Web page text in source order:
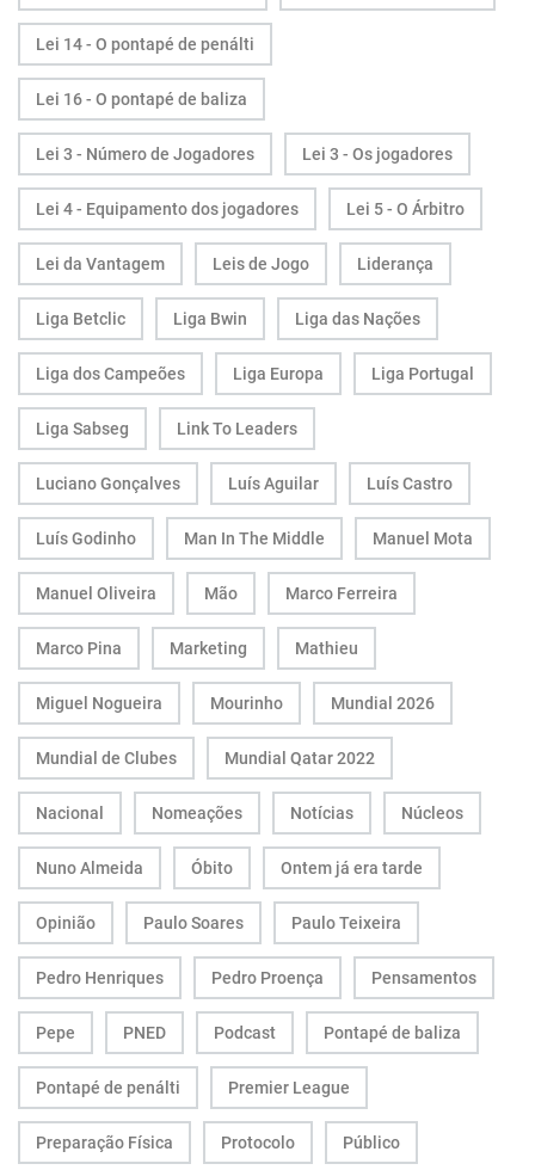
Lei 14 - O pontapé de penálti
Lei 16 - O pontapé de baliza
Lei 3 - Número de Jogadores Lei 3 - Os jogadores
Lei 4 - Equipamento dos jogadores Lei 5 - O Árbitro
Lei da Vantagem Leis de Jogo Liderança
Liga Betclic Liga Bwin Liga das Nações
Liga dos Campeões Liga Europa Liga Portugal
Liga Sabseg Link To Leaders
Luciano Gonçalves Luís Aguilar Luís Castro
Luís Godinho Man In The Middle Manuel Mota
Manuel Oliveira Mão Marco Ferreira
Marco Pina Marketing Mathieu
Miguel Nogueira Mourinho Mundial 2026
Mundial de Clubes Mundial Qatar 2022
Nacional Nomeações Notícias Núcleos
Nuno Almeida Óbito Ontem já era tarde
Opinião Paulo Soares Paulo Teixeira
Pedro Henriques Pedro Proença Pensamentos
Pepe PNED Podcast Pontapé de baliza
Pontapé de penálti Premier League
Preparação Física Protocolo Público